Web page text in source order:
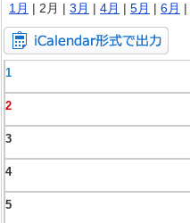
1月 | 2月 | 3月 | 4月 | 5月 | 6月 |
1
2
3
4
5